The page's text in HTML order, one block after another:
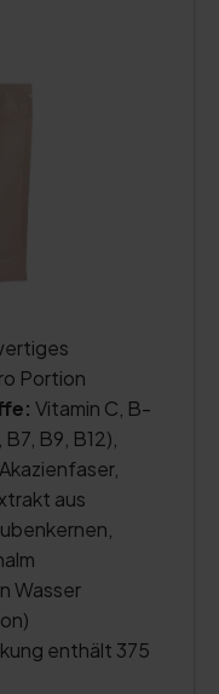
Portion
Vitamin C, B-
B9, B12),
aus
Wasser
enthält 375